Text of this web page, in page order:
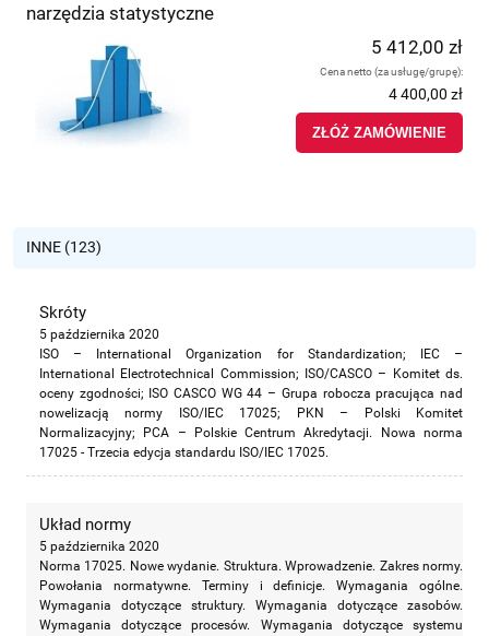
narzędzia statystyczne
5 412,00 zł
Cena netto (za usługę/grupę):
4 400,00 zł
ZŁÓŻ ZAMÓWIENIE
INNE (123)
Skróty
5 października 2020
ISO – International Organization for Standardization; IEC –
International Electrotechnical Commission; ISO/CASCO – Komitet ds.
oceny zgodności; ISO CASCO WG 44 – Grupa robocza pracująca nad
nowelizacją normy ISO/IEC 17025; PKN – Polski Komitet
Normalizacyjny; PCA – Polskie Centrum Akredytacji. Nowa norma
17025 - Trzecia edycja standardu ISO/IEC 17025.
Układ normy
5 października 2020
Norma 17025. Nowe wydanie. Struktura. Wprowadzenie. Zakres normy.
Powołania normatywne. Terminy i definicje. Wymagania ogólne.
Wymagania dotyczące struktury. Wymagania dotyczące zasobów.
Wymagania dotyczące procesów. Wymagania dotyczące systemu